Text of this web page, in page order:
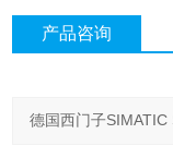
产品咨询